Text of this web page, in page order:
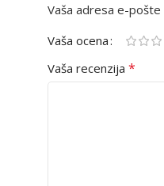
Vaša adresa e-
Vaša ocena
Vaša recenzija *